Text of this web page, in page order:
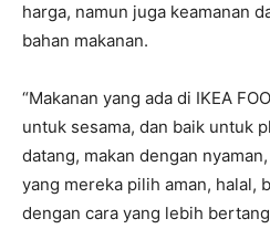
harga, namun juga keamanan
bahan makanan.
“Makanan yang ada di IKEA
untuk sesama, dan baik untuk
datang, makan dengan
yang mereka pilih aman, halal,
dengan cara yang lebih